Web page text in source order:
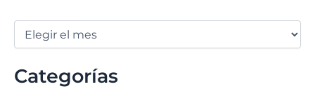
Categorías